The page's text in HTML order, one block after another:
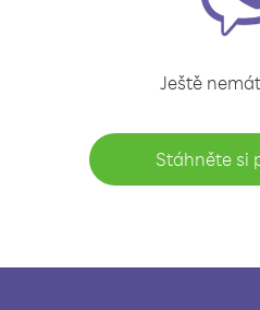
Ještě
Stáhněte si